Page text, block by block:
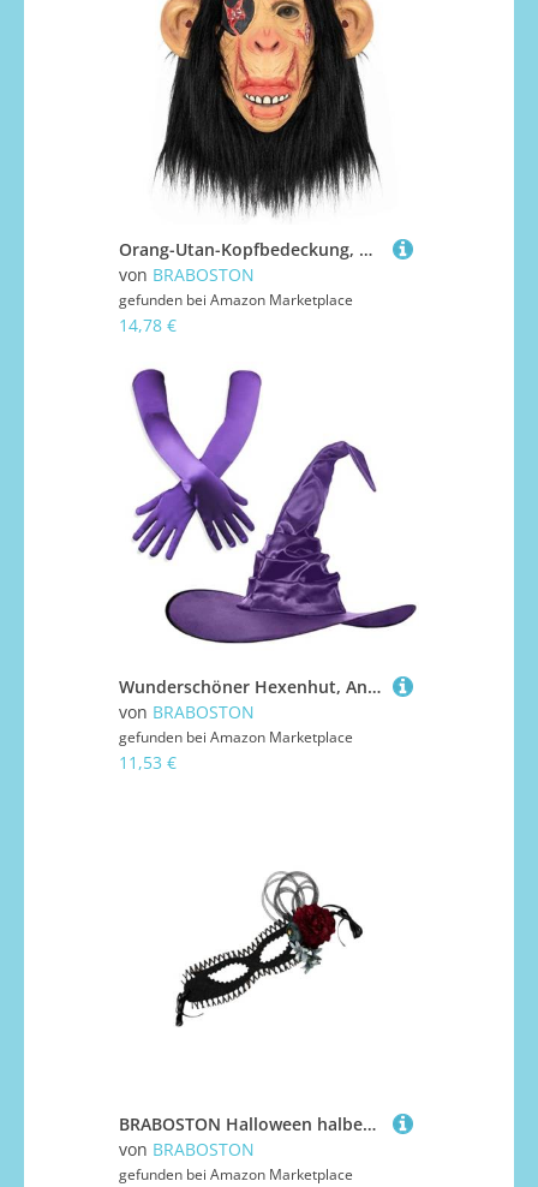
Orang-Utan-Kopfbedeckung, Halloween-Kopfbedeckung, atmungsaktiv, Ganzkopf-Kostüm für Erwachsene, Halloween, Cosplay, Neuheit
von BRABOSTON
gefunden bei Amazon Marketplace
14,78 €
Wunderschöner Hexenhut, Anzug, leicht, Halloween-Hüte, Unisex, Persönlichkeit, Hexenhut für Halloween, Make-up und Maskeraden, Mottoparty-Ausrüstung
von BRABOSTON
gefunden bei Amazon Marketplace
11,53 €
BRABOSTON Halloween halbes Gesicht, ausgehöhlte Spitze, Cosplay, verstellbares Band für Damen, Halloween, Cosplay, Hochzeit, Abschlussball, Gothic
von BRABOSTON
gefunden bei Amazon Marketplace